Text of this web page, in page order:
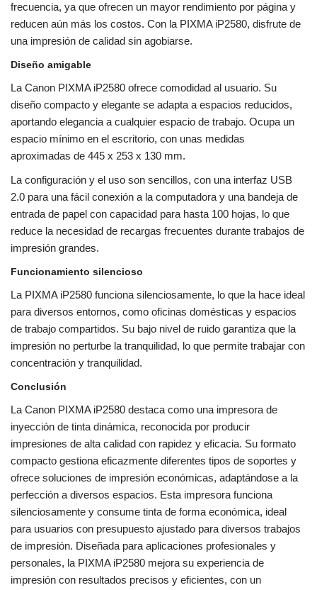
frecuencia, ya que ofrecen un mayor rendimiento por página y
reducen aún más los costos. Con la PIXMA iP2580, disfrute de
una impresión de calidad sin agobiarse.
Diseño amigable
La Canon PIXMA iP2580 ofrece comodidad al usuario. Su
diseño compacto y elegante se adapta a espacios reducidos,
aportando elegancia a cualquier espacio de trabajo. Ocupa un
espacio mínimo en el escritorio, con unas medidas
aproximadas de 445 x 253 x 130 mm.
La configuración y el uso son sencillos, con una interfaz USB
2.0 para una fácil conexión a la computadora y una bandeja de
entrada de papel con capacidad para hasta 100 hojas, lo que
reduce la necesidad de recargas frecuentes durante trabajos de
impresión grandes.
Funcionamiento silencioso
La PIXMA iP2580 funciona silenciosamente, lo que la hace ideal
para diversos entornos, como oficinas domésticas y espacios
de trabajo compartidos. Su bajo nivel de ruido garantiza que la
impresión no perturbe la tranquilidad, lo que permite trabajar con
concentración y tranquilidad.
Conclusión
La Canon PIXMA iP2580 destaca como una impresora de
inyección de tinta dinámica, reconocida por producir
impresiones de alta calidad con rapidez y eficacia. Su formato
compacto gestiona eficazmente diferentes tipos de soportes y
ofrece soluciones de impresión económicas, adaptándose a la
perfección a diversos espacios. Esta impresora funciona
silenciosamente y consume tinta de forma económica, ideal
para usuarios con presupuesto ajustado para diversos trabajos
de impresión. Diseñada para aplicaciones profesionales y
personales, la PIXMA iP2580 mejora su experiencia de
impresión con resultados precisos y eficientes, con un